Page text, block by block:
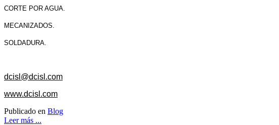
CORTE POR AGUA.
MECANIZADOS.
SOLDADURA.
dcisl@dcisl.com
www.dcisl.com
Publicado en Blog
Leer más ...